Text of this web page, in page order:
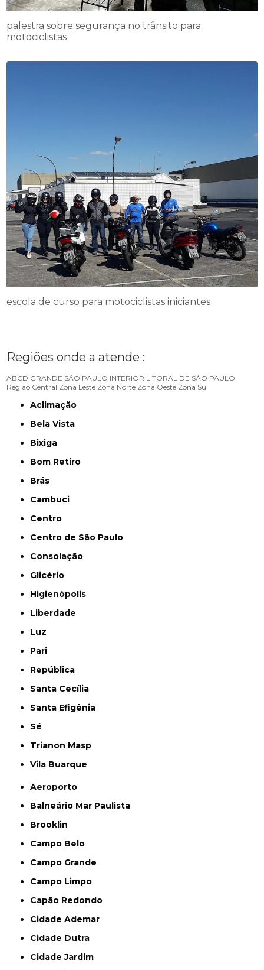
palestra sobre segurança no trânsito para
motociclistas
escola de curso para motociclistas iniciantes
Regiões onde a atende :
ABCD GRANDE SÃO PAULO INTERIOR LITORAL DE SÃO PAULO
Região Central Zona Leste Zona Norte Zona Oeste Zona Sul
Aclimação
Bela Vista
Bixiga
Bom Retiro
Brás
Cambuci
Centro
Centro de São Paulo
Consolação
Glicério
Higienópolis
Liberdade
Luz
Pari
República
Santa Cecília
Santa Efigênia
Sé
Trianon Masp
Vila Buarque
Aeroporto
Balneário Mar Paulista
Brooklin
Campo Belo
Campo Grande
Campo Limpo
Capão Redondo
Cidade Ademar
Cidade Dutra
Cidade Jardim